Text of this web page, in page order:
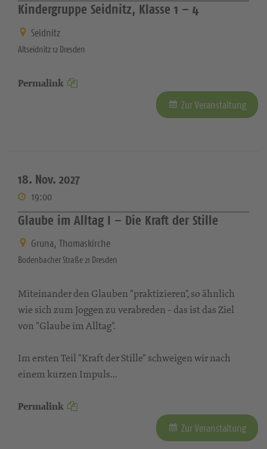
Kindergruppe Seidnitz, Klasse 1 – 4
Seidnitz
Altseidnitz 12 Dresden
Permalink
Zur Veranstaltung
18. Nov. 2027
19:00
Glaube im Alltag I – Die Kraft der Stille
Gruna, Thomaskirche
Bodenbacher Straße 21 Dresden
Miteinander den Glauben "praktizieren", so ähnlich
wie sich zum Joggen zu verabreden - das ist das Ziel
von "Glaube im Alltag".
Im ersten Teil "Kraft der Stille" schweigen wir nach
einem kurzen Impuls...
Permalink
Zur Veranstaltung